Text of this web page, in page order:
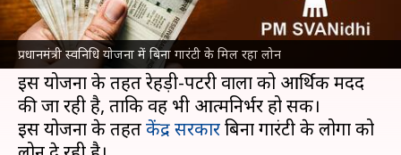
प्रधानमंत्री स्वनिधि योजना में बिना गारंटी के मिल रहा लोन
देश के लोगों को आत्मनिर्भर बनाने के लिए केंद्र सरकार
द्वाराकई योजनाएं चलाईजा रही हैं, जिनमें से एक है
'प्रधानमंत्री स्वनिधि योजना'।
इस योजना के तहत रेहड़ी-पटरी वालों को आर्थिक मदद
की जा रही है, ताकि वह भी आत्मनिर्भर हो सकें।
इस योजना के तहतकेंद्र सरकारबिना गारंटी के लोगों को